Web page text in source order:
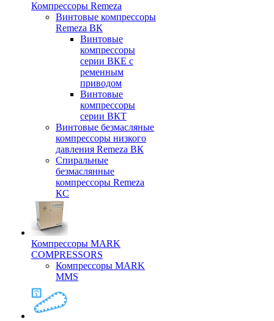
Компрессоры Remeza
Винтовые компрессоры
Remeza ВК
Винтовые
компрессоры
серии ВКЕ с
ременным
приводом
Винтовые
компрессоры
серии ВКТ
Винтовые безмасляные
компрессоры низкого
давления Remeza ВК
Спиральные
безмаслянные
компрессоры Remeza
КС
Компрессоры MARK
COMPRESSORS
Компрессоры MARK
MMS